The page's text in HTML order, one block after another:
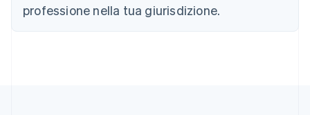
professione nella tua giurisdizione.
Croazia
Danimarca